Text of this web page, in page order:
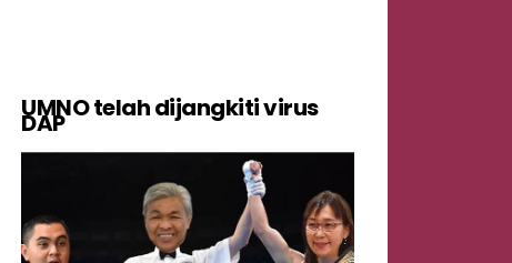
UMNO telah dijangkiti virus
DAP